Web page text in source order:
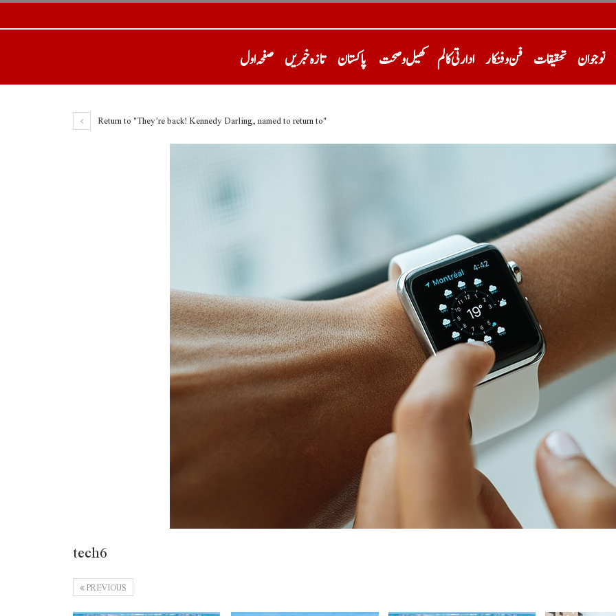
صفحہ اول تازہ خبریں پاکستان کھیل و صحت ادارتی کالم فن و فنکار تحقیقات نوجوان
Return to "They’re back! Kennedy Darling, named to return to"
tech6
PREVIOUS